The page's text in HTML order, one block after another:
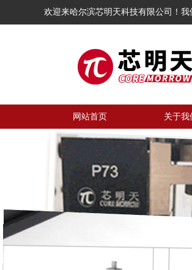
欢迎来哈尔滨芯明天科技有限公司！我
网站首页 关于我